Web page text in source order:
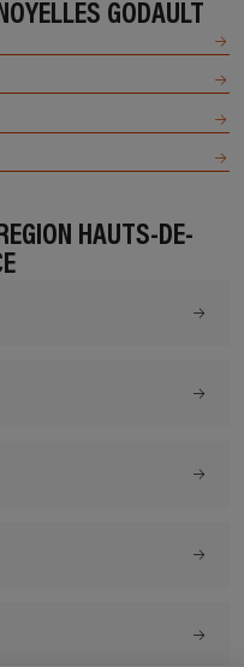
GODAULT
HAUTS-DE-